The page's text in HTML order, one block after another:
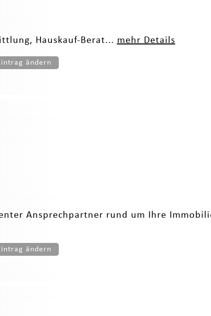
Hauskauf-Berat... mehr Details
ändern
Ansprechpartner rund um Ihre
ändern